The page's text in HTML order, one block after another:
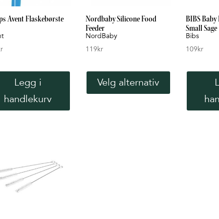
Avent Flaskebørste
Legg i
handlekurv
Nordbaby Silicone Food
Feeder
NordBaby
119kr
Velg alternativ
BIBS Baby
Small Sage
Bibs
109kr